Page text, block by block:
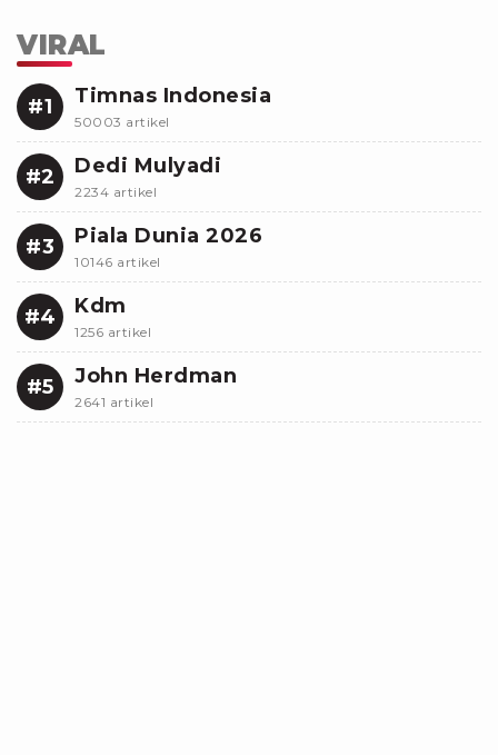
VIRAL
#1 Timnas Indonesia
50003 artikel
#2 Dedi Mulyadi
2234 artikel
#3 Piala Dunia 2026
10146 artikel
#4 Kdm
1256 artikel
#5 John Herdman
2641 artikel